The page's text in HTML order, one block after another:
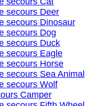
secours Deer
secours Dinosaur
secours Dog
secours Duck
secours Eagle
secours Horse
secours Sea Animal
secours Wolf
Camper